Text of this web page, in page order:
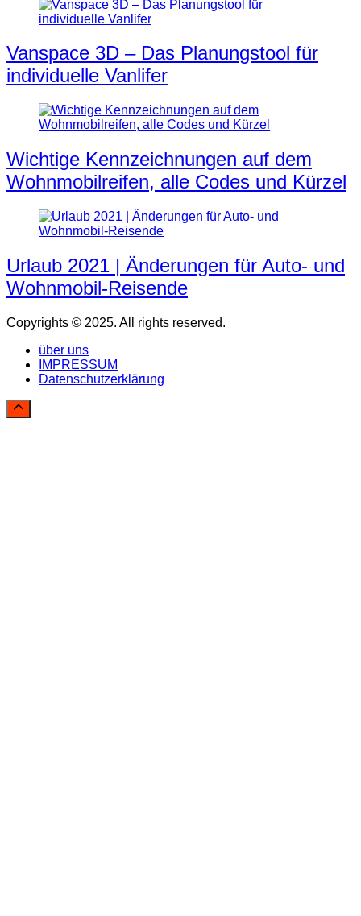
Vanspace 3D – Das Planungstool für
individuelle Vanlifer
Wichtige Kennzeichnungen auf dem
Wohnmobilreifen, alle Codes und Kürzel
Urlaub 2021 | Änderungen für Auto- und
Wohnmobil-Reisende
Copyrights © 2025. All rights reserved.
über uns
IMPRESSUM
Datenschutzerklärung